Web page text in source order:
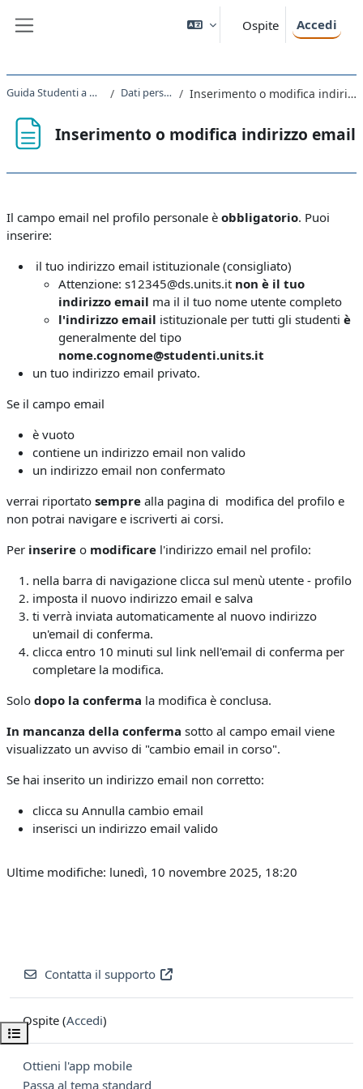
Ospite Accedi
Apri indice del corso
Guida Studenti a Moodle Dati personali Inserimento o modifica indirizzo email
Inserimento o modifica indirizzo email
Il campo email nel profilo personale è obbligatorio. Puoi
inserire:
il tuo indirizzo email istituzionale (consigliato)
Attenzione: s12345@ds.units.it non è il tuo
indirizzo email ma il il tuo nome utente completo
l'indirizzo email istituzionale per tutti gli studenti è
generalmente del tipo
nome.cognome@studenti.units.it
un tuo indirizzo email privato.
Se il campo email
è vuoto
contiene un indirizzo email non valido
un indirizzo email non confermato
verrai riportato sempre alla pagina di modifica del profilo e
non potrai navigare e iscriverti ai corsi.
Per inserire o modificare l'indirizzo email nel profilo:
nella barra di navigazione clicca sul menù utente - profilo
imposta il nuovo indirizzo email e salva
ti verrà inviata automaticamente al nuovo indirizzo
un'email di conferma.
clicca entro 10 minuti sul link nell'email di conferma per
completare la modifica.
Solo dopo la conferma la modifica è conclusa.
In mancanza della conferma sotto al campo email viene
visualizzato un avviso di "cambio email in corso".
Se hai inserito un indirizzo email non corretto:
clicca su Annulla cambio email
inserisci un indirizzo email valido
Ultime modifiche: lunedì, 10 novembre 2025, 18:20
Contatta il supporto
Ospite (Accedi)
Ottieni l'app mobile
Passa al tema standard